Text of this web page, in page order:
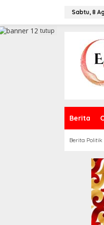
a
Sabtu, 8
Berita
Berita Politik
tutup